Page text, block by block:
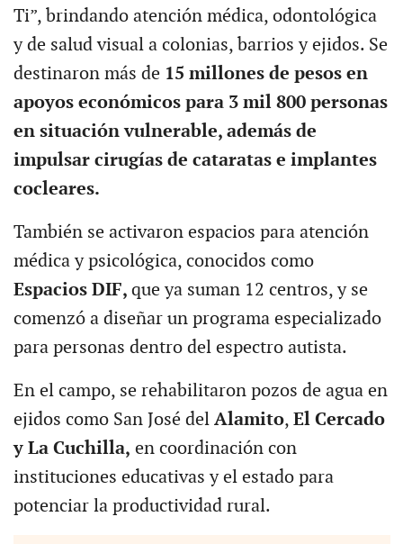
Ti”, brindando atención médica, odontológica
y de salud visual a colonias, barrios y ejidos. Se
destinaron más de15 millones de pesos en
apoyos económicos para 3 mil 800 personas
en situación vulnerable, además de
impulsar cirugías de cataratas e implantes
cocleares.
También se activaron espacios para atención
médica y psicológica, conocidos como
Espacios DIF, que ya suman 12 centros, y se
comenzó a diseñar un programa especializado
para personas dentro del espectro autista.
En el campo, se rehabilitaron pozos de agua en
ejidos como San José del Alamito, El Cercado
y La Cuchilla, en coordinación con
instituciones educativas y el estado para
potenciar la productividad rural.